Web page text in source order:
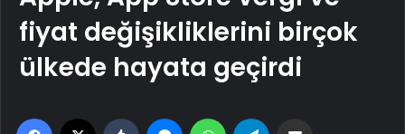
fiyat değişikliklerini birçok
ülkede hayata geçirdi
Facebook Tumblr MessengerWhatsApp